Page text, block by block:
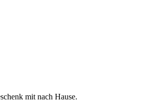
mit nach Hause.